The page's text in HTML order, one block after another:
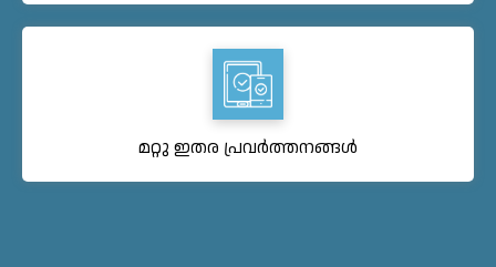
മറ്റു ഇതര പ്രവർത്തനങ്ങൾ